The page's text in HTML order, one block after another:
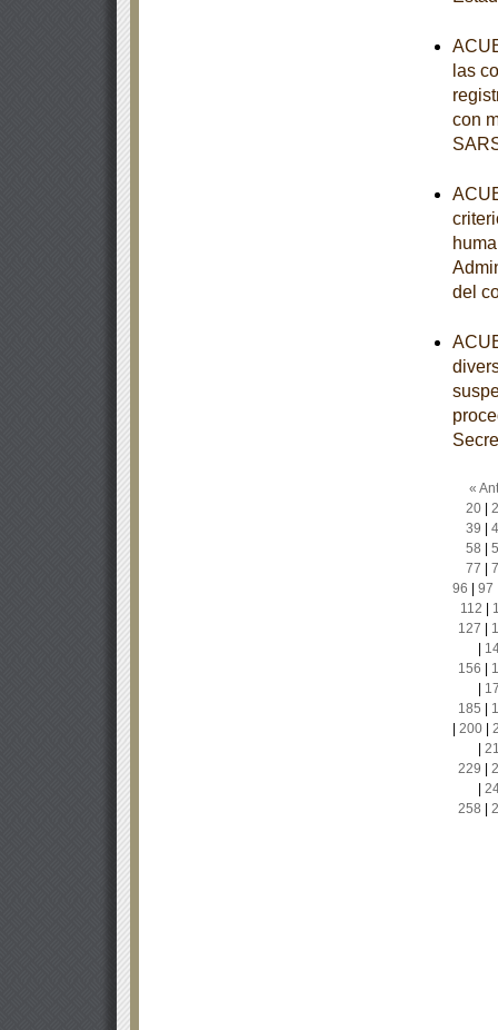
las
con
del
«
20|
39
58
77
96
97
112
127
156
185
200|
229
258